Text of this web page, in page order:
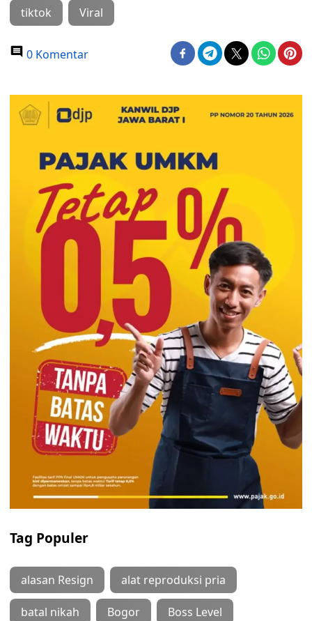
tiktok Viral
0 Komentar
Tag Populer
alasan Resign alat reproduksi pria
batal nikah Bogor Boss Level